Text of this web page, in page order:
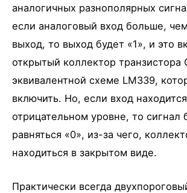
аналогичных разнополярных
если аналоговый вход больше,
выход, то выход будет «1», и это
открытый коллектор транзистора
эквивалентной схеме LM339,
включить. Но, если вход
отрицательном уровне, то сигнал
равняться «0», из-за чего,
находиться в закрытом виде.
Практически всегда